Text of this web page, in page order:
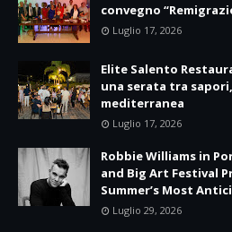
convegno
Luglio 17, 2026
Elite Salento
una serata tra
mediterranea
Luglio 17, 2026
Robbie Williams in
and Big Art Festival
Summer’s Most
Luglio 29, 2026